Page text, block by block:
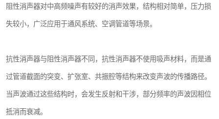
阻性消声器对中高频噪声有较好的消声效果，结构相对简单，压力损
失较小，广泛应用于通风系统、空调管道等场景。
抗性消声器与阻性消声器不同，抗性消声器不使用吸声材料，而是通
过管道截面的突变、扩张室、共振腔等结构来改变声波的传播路径。
当声波通过这些结构时，会发生反射和干涉，部分频率的声波因相位
抵消而衰减。